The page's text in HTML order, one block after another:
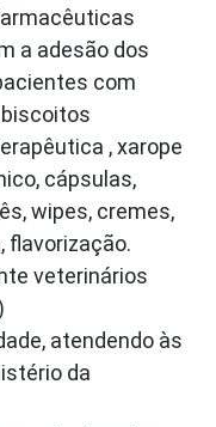
a adesão dos
com
, xarope
cápsulas,
wipes, cremes,
flavorização.
veterinários
atendendo às
da